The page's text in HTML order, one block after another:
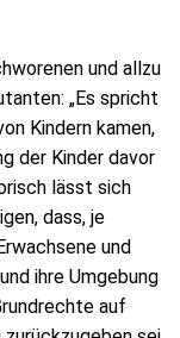
und allzu
„Es spricht
Kindern kamen,
der Kinder davor
lässt sich
dass, je
und
ihre Umgebung
auf